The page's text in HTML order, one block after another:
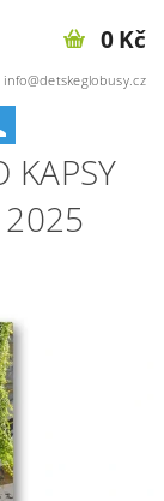
info@detskeglobusy.cz
0 Kč
KAPSY
2025